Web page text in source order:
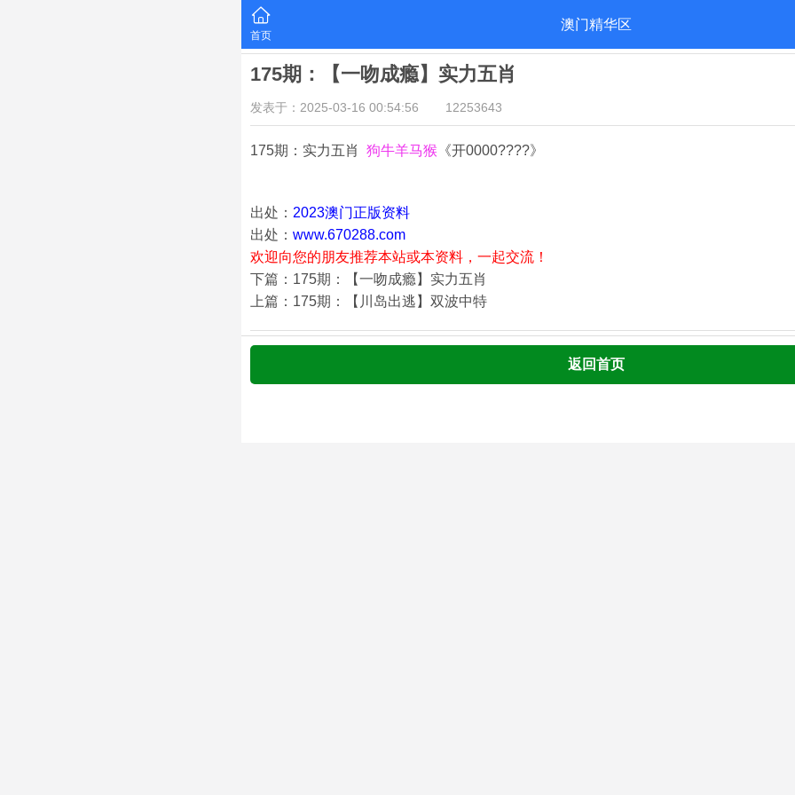
首页
澳门精华区
175期：【一吻成瘾】实力五肖
发表于：2025-03-16 00:54:56 12253643
175期：实力五肖 狗牛羊马猴 《开0000????》
出处： 2023澳门正版资料
出处： www.670288.com
欢迎向您的朋友推荐本站或本资料，一起交流！
下篇：175期：【一吻成瘾】实力五肖
上篇：175期：【川岛出逃】双波中特
返回首页